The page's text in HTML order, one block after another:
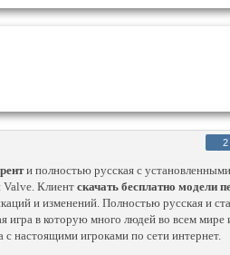
2
и полностью русская с
Valve. Клиент скачать бесплатно модели
и изменений. Полностью русская и
игра в которую много людей во всем мире
с настоящими игроками по сети интернет.